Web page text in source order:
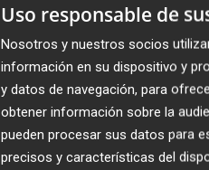
Uso responsable de
Nosotros y nuestros socios
información en su dispositivo y
y datos de navegación, para
obtener información sobre la
pueden procesar sus datos para
precisos y características del